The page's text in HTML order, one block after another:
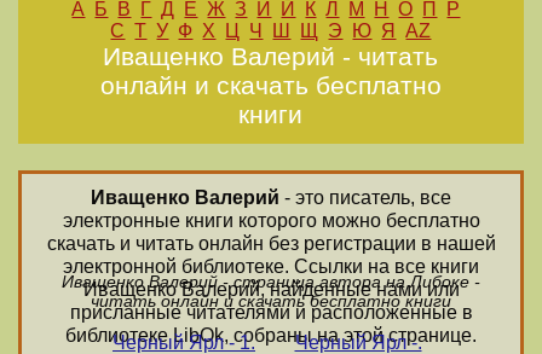
А Б В Г Д Е Ж З И Й К Л М Н О П
Р
С Т У Ф Х Ц Ч Ш Щ Э Ю Я AZ
Иващенко Валерий - читать
онлайн и скачать бесплатно
книги
Иващенко Валерий - это писатель, все
электронные книги которого можно бесплатно
скачать и читать онлайн без регистрации в нашей
электронной библиотеке. Ссылки на все книги
Иващенко Валерий, найденные нами или
присланные читателями и расположенные в
библиотеке LibOk, собраны на этой странице.
Иващенко Валерий - страница автора на Либоке -
читать онлайн и скачать бесплатно книги
Черный Ярл - 1.
Черный Ярл -.